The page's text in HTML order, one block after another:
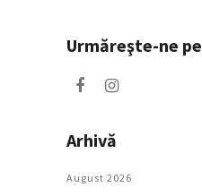
Urmăreşte-ne pe
Arhivă
August 2026